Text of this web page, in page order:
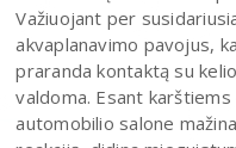
Važiuojant per
akvaplanavimo pavojus,
praranda kontaktą su
valdoma. Esant
automobilio salone